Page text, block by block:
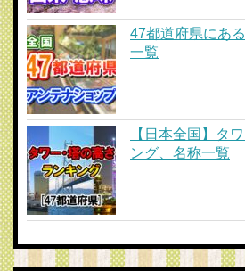
47都道府県にあ
一覧
【日本全国】タ
ング、名称一覧